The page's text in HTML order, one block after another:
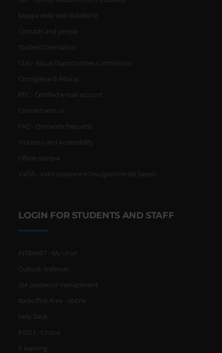
Mappa delle sedi didattiche
Contacts and people
Student Orientation
CUG - Equal Opportunities Commission
Consigliera di fiducia
PEC - Certified e-mail account
Connect with us
FAQ - Domande frequenti
Inclusion and Accessibility
Ufficio stampa
VaDiS - Valorizzazione e Divulgazione dei Saperi
LOGIN FOR STUDENTS AND STAFF
INTRANET - My Univr
Outlook Webmail
GIA password management
Backoffice Area - dbErw
Help Desk
ESSE3 - Cineca
E-learning